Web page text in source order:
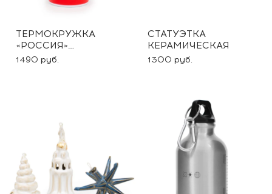
ТЕРМОКРУЖКА
«РОССИЯ»
-10% ПО
1490 руб.
СТАТУЭТКА
КЕРАМИЧЕСКАЯ
1300 руб.